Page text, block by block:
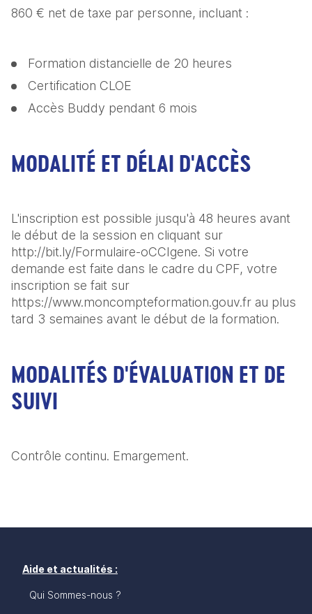
860 € net de taxe par personne, incluant :
Formation distancielle de 20 heures
Certification CLOE
Accès Buddy pendant 6 mois
MODALITÉ ET DÉLAI D'ACCÈS
L'inscription est possible jusqu'à 48 heures avant
le début de la session en cliquant sur
http://bit.ly/Formulaire-oCCIgene. Si votre
demande est faite dans le cadre du CPF, votre
inscription se fait sur
https://www.moncompteformation.gouv.fr au plus
tard 3 semaines avant le début de la formation.
MODALITÉS D'ÉVALUATION ET DE
SUIVI
Contrôle continu. Emargement.
Aide et actualités :
Qui Sommes-nous ?